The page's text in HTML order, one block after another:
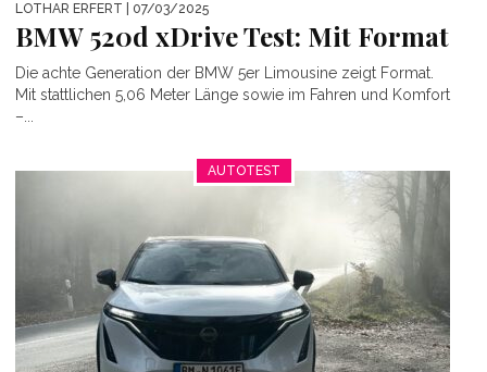
LOTHAR ERFERT | 07/03/2025
BMW 520d xDrive Test: Mit Format
Die achte Generation der BMW 5er Limousine zeigt Format.
Mit stattlichen 5,06 Meter Länge sowie im Fahren und Komfort
–...
AUTOTEST